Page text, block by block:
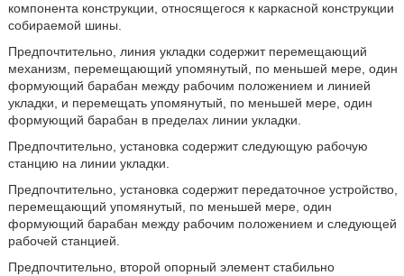
компонента конструкции, относящегося к каркасной конструкции
собираемой шины.
Предпочтительно, линия укладки содержит перемещающий
механизм, перемещающий упомянутый, по меньшей мере, один
формующий барабан между рабочим положением и линией
укладки, и перемещать упомянутый, по меньшей мере, один
формующий барабан в пределах линии укладки.
Предпочтительно, установка содержит следующую рабочую
станцию на линии укладки.
Предпочтительно, установка содержит передаточное устройство,
перемещающий упомянутый, по меньшей мере, один
формующий барабан между рабочим положением и следующей
рабочей станцией.
Предпочтительно, второй опорный элемент стабильно